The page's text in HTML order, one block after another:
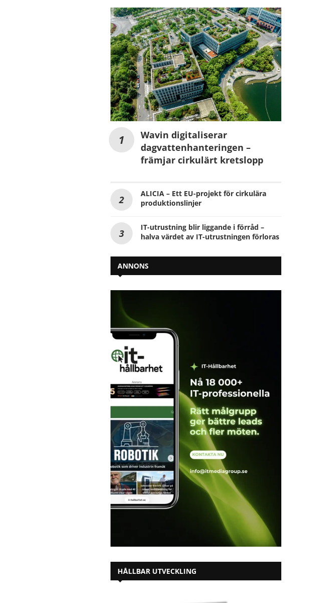
Wavin digitaliserar
dagvattenhanteringen –
främjar cirkulärt kretslopp
ALICIA – Ett EU-projekt för cirkulära
produktionslinjer
IT-utrustning blir liggande i förråd –
halva värdet av IT-utrustningen förloras
ANNONS
HÅLLBAR UTVECKLING